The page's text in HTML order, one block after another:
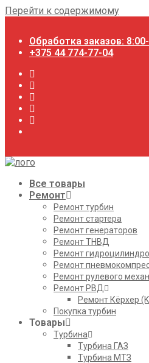
Перейти к содержимому
Обработка заказов:
+375 44 774-77-04
Все товары
Ремонт
Ремонт турбин
Ремонт стартера
Ремонт генераторов
Ремонт ТНВД
Ремонт
Ремонт
Ремонт рулевого
Ремонт РВД
Ремонт Кёрхер
Покупка турбин
Товары
Турбина
Турбина ГАЗ
Турбина МТЗ